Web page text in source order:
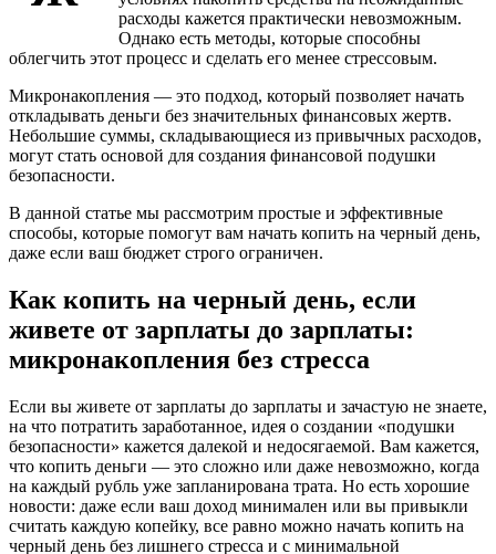
расходы кажется практически невозможным.
Однако есть методы, которые способны
облегчить этот процесс и сделать его менее стрессовым.
Микронакопления — это подход, который позволяет начать
откладывать деньги без значительных финансовых жертв.
Небольшие суммы, складывающиеся из привычных расходов,
могут стать основой для создания финансовой подушки
безопасности.
В данной статье мы рассмотрим простые и эффективные
способы, которые помогут вам начать копить на черный день,
даже если ваш бюджет строго ограничен.
Как копить на черный день, если
живете от зарплаты до зарплаты:
микронакопления без стресса
Если вы живете от зарплаты до зарплаты и зачастую не знаете,
на что потратить заработанное, идея о создании «подушки
безопасности» кажется далекой и недосягаемой. Вам кажется,
что копить деньги — это сложно или даже невозможно, когда
на каждый рубль уже запланирована трата. Но есть хорошие
новости: даже если ваш доход минимален или вы привыкли
считать каждую копейку, все равно можно начать копить на
черный день без лишнего стресса и с минимальной